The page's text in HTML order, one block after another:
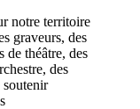
notre territoire
graveurs, des
de théâtre, des
des
soutenir